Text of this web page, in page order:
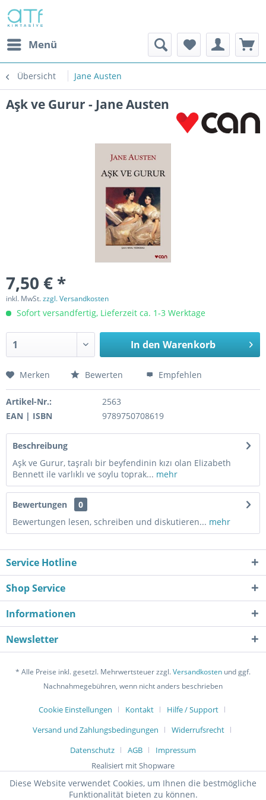
Menü
Übersicht Jane Austen
Aşk ve Gurur - Jane Austen
7,50 € *
inkl. MwSt.zzgl. Versandkosten
Sofort versandfertig, Lieferzeit ca. 1-3 Werktage
In den Warenkorb
Merken Bewerten Empfehlen
Artikel-Nr.:
2563
EAN | ISBN
9789750708619
Beschreibung
Aşk ve Gurur, taşralı bir beyfendinin kızı olan Elizabeth
Bennett ile varlıklı ve soylu toprak... mehr
Bewertungen
0
Bewertungen lesen, schreiben und diskutieren... mehr
Service Hotline
Shop Service
Informationen
Newsletter
* Alle Preise inkl. gesetzl. Mehrwertsteuer zzgl.Versandkosten und ggf.
Nachnahmegebühren, wenn nicht anders beschrieben
Cookie Einstellungen Kontakt
Hilfe / Support
Versand und Zahlungsbedingungen
Widerrufsrecht
Datenschutz
AGB
Impressum
Realisiert mit Shopware
Diese Website verwendet Cookies, um Ihnen die bestmögliche
Funktionalität bieten zu können.